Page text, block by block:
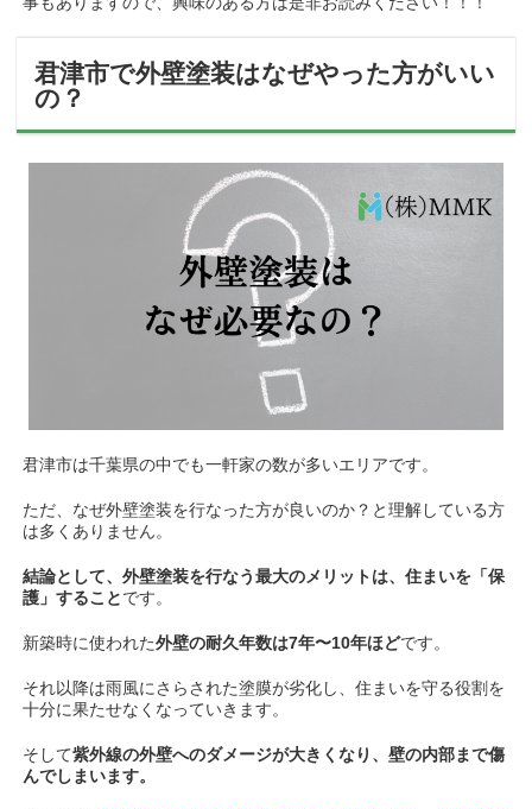
君津市で外壁塗装はなぜやった方がいい
の？
君津市は千葉県の中でも一軒家の数が多いエリアです。
ただ、なぜ外壁塗装を行なった方が良いのか？と理解している方
は多くありません。
結論として、外壁塗装を行なう最大のメリットは、住まいを「保
護」することです。
新築時に使われた外壁の耐久年数は7年〜10年ほどです。
それ以降は雨風にさらされた塗膜が劣化し、住まいを守る役割を
十分に果たせなくなっていきます。
そして紫外線の外壁へのダメージが大きくなり、壁の内部まで傷
んでしまいます。